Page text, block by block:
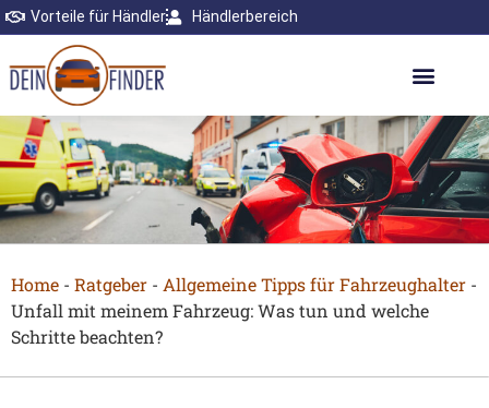
Vorteile für Händler Händlerbereich
Home - Ratgeber - Allgemeine Tipps für Fahrzeughalter -
Unfall mit meinem Fahrzeug: Was tun und welche
Schritte beachten?